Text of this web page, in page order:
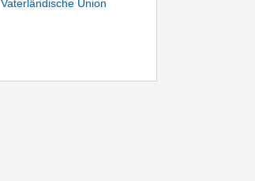
Vaterländische Union